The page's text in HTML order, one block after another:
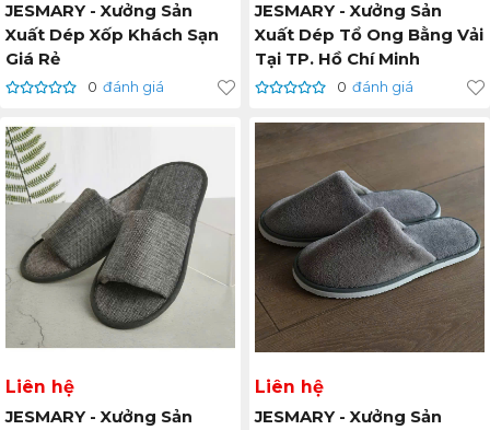
JESMARY - Xưởng Sản
Xuất Dép Xốp Khách Sạn
Giá Rẻ
0 đánh giá
JESMARY - Xưởng Sản
Xuất Dép Tổ Ong Bằng Vải
Tại TP. Hồ Chí Minh
0 đánh giá
Liên hệ
JESMARY - Xưởng Sản
Liên hệ
JESMARY - Xưởng Sản